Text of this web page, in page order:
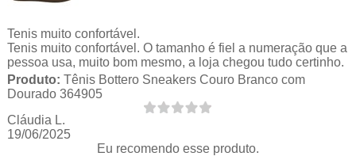
Tenis muito confortável.
Tenis muito confortável. O tamanho é fiel a numeração que a
pessoa usa, muito bom mesmo, a loja chegou tudo certinho.
Produto: Tênis Bottero Sneakers Couro Branco com
Dourado 364905
Cláudia L.
19/06/2025
Eu recomendo esse produto.